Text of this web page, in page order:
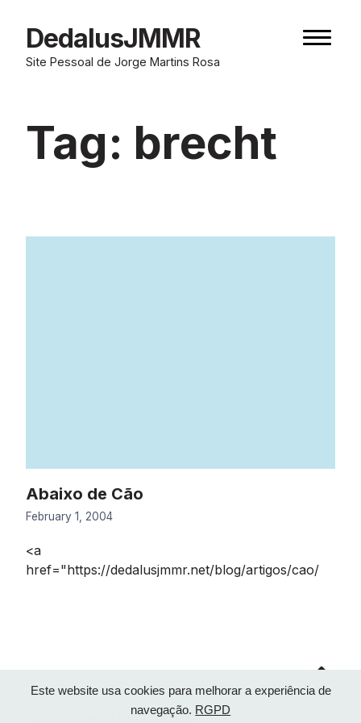
Este website usa cookies para melhorar a experiência de
navegação. RGPD
contentDedalusJMMR
Site Pessoal de Jorge Martins Rosa
Tag: brecht
Abaixo de Cão
February 1, 2004
<a
href="https://dedalusjmmr.net/blog/artigos/cao/
to
top
Proudly powered by WordPress